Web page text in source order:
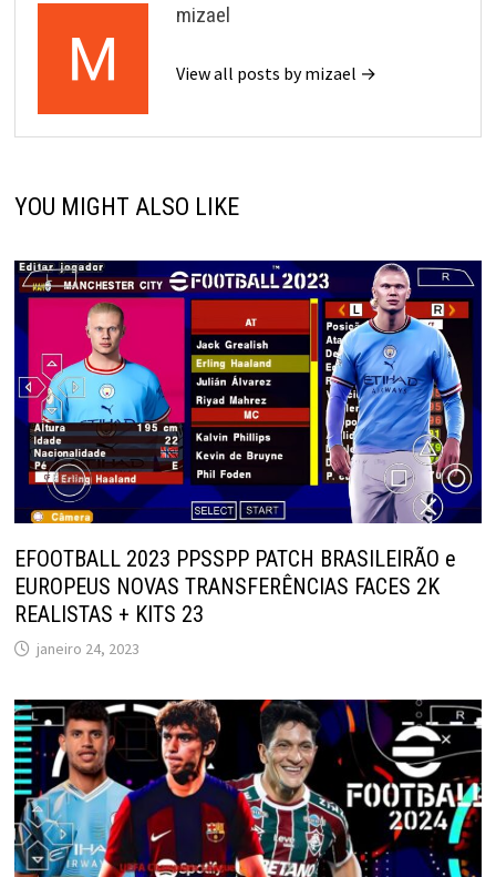
mizael
View all posts by mizael →
YOU MIGHT ALSO LIKE
EFOOTBALL 2023 PPSSPP PATCH BRASILEIRÃO e
EUROPEUS NOVAS TRANSFERÊNCIAS FACES 2K
REALISTAS + KITS 23
janeiro 24, 2023